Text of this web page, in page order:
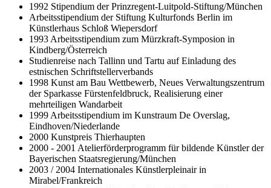
1992 Stipendium der Prinzregent-Luitpold-Stiftung/München
Arbeitsstipendium der Stiftung Kulturfonds Berlin im
Künstlerhaus Schloß Wiepersdorf
1993 Arbeitsstipendium zum Mürzkraft-Symposion in
Kindberg/Österreich
Studienreise nach Tallinn und Tartu auf Einladung des
estnischen Schriftstellerverbands
1998 Kunst am Bau Wettbewerb, Neues Verwaltungszentrum
der Sparkasse Fürstenfeldbruck, Realisierung einer
mehrteiligen Wandarbeit
1999 Arbeitsstipendium im Kunstraum De Overslag,
Eindhoven/Niederlande
2000 Kunstpreis Thierhaupten
2000 - 2001 Atelierförderprogramm für bildende Künstler der
Bayerischen Staatsregierung/München
2003 / 2004 Internationales Künstlerpleinair in
Mirabel/Frankreich